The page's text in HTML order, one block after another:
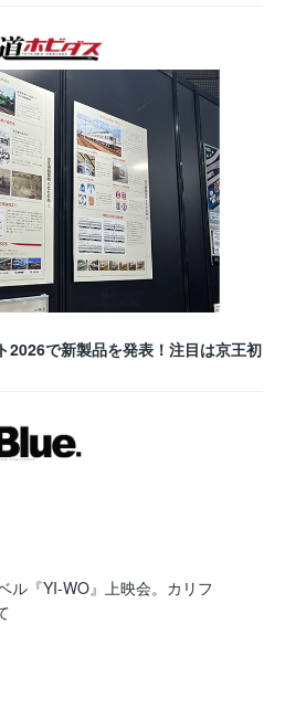
2026で新製品を発表！注目は京王初